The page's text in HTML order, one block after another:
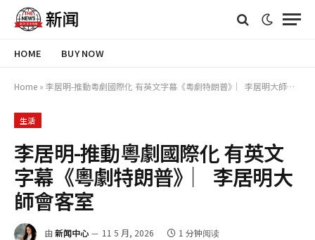
HOME BUY NOW
Home » 李居明-推動粵劇國際化 有英文字幕《粵劇特朗普》︳李居明大師會客室
生活
李居明-推動粵劇國際化 有英文
字幕《粵劇特朗普》︳李居明大
師會客室
由 新闻中心 11 5 月, 2026 1 分钟阅读